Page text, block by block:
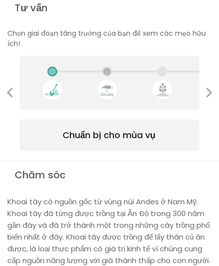
Tư vấn
Chọn giai đoạn tăng trưởng của bạn để xem các mẹo hữu
ích!
Chuẩn bị cho mùa vụ
Chăm sóc
Khoai tây có nguồn gốc từ vùng núi Andes ở Nam Mỹ.
Khoai tây đã từng được trồng tại Ấn Độ trong 300 năm
gần đây và đã trở thành một trong những cây trồng phổ
biến nhất ở đây. Khoai tây được trồng để lấy thân củ ăn
được, là loại thực phẩm có giá trị kinh tế vì chúng cung
cấp nguồn năng lượng với giá thành thấp cho con người.